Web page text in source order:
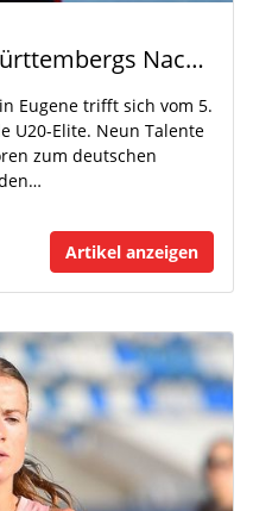
Eugene ruft: Baden-Württembergs Nachwuchs greift nach der Weltspitze
Eugene trifft sich vom 5.
U20-Elite. Neun Talente
zum deutschen
Artikel anzeigen